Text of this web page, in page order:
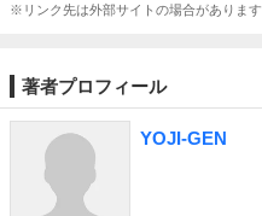
※リンク先は外部サイトの場合があります
著者プロフィール
YOJI-GEN